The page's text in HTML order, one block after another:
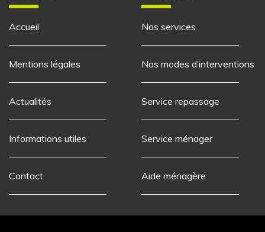
Accueil
Mentions légales
Actualités
Informations utiles
Contact
Nos services
Nos modes d’interventions
Service repassage
Service ménager
Aide ménagère